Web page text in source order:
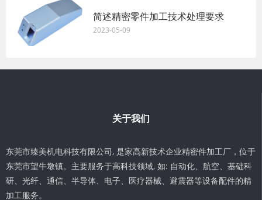
简述精密零件加工技术处理要求
2023-05-09
关于我们
东莞市臻美机电科技有限公司, 是家高新技术企业精密件加工厂，位于
东莞市望牛墩镇。主要服务于高科技领域, 如: 自动化、航空、基础科
研、光纤、通信、半导体、电子、医疗器械、避震器等设备配件的精
加工服务。